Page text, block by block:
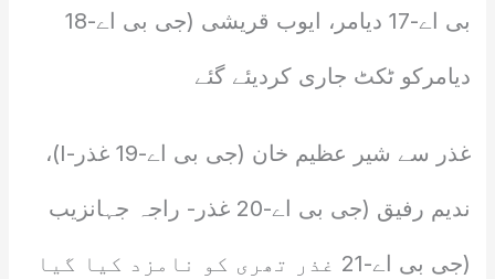
بی اے-17 دیامر، ایوب قریشی (جی بی اے-18
دیامرکو ٹکٹ جاری کردیئے گئے
غذر سے شیر عظیم خان (جی بی اے-19 غذر-I)،
ندیم رفیق (جی بی اے-20 غذر- راجہ جہانزیب
(جی بی اے-21 غذر تھری کو نامزد کیا گیا